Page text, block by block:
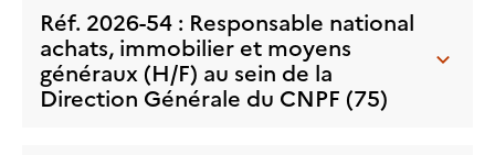
Réf. 2026-54 : Responsable national
achats, immobilier et moyens
généraux (H/F) au sein de la
Direction Générale du CNPF (75)